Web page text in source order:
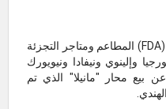
ودعت إدارة الغذاء والدواء الأمريكية (FDA) المطاعم ومتاجر التجزئة
وإلينوي ونيفادا ونيويورك
بيع محار "مانيلا" الذي تم